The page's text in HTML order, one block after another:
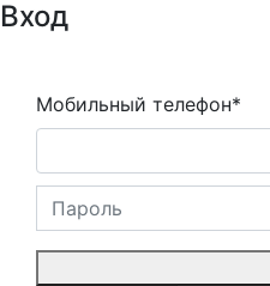
Вход
Мобильный телефон*